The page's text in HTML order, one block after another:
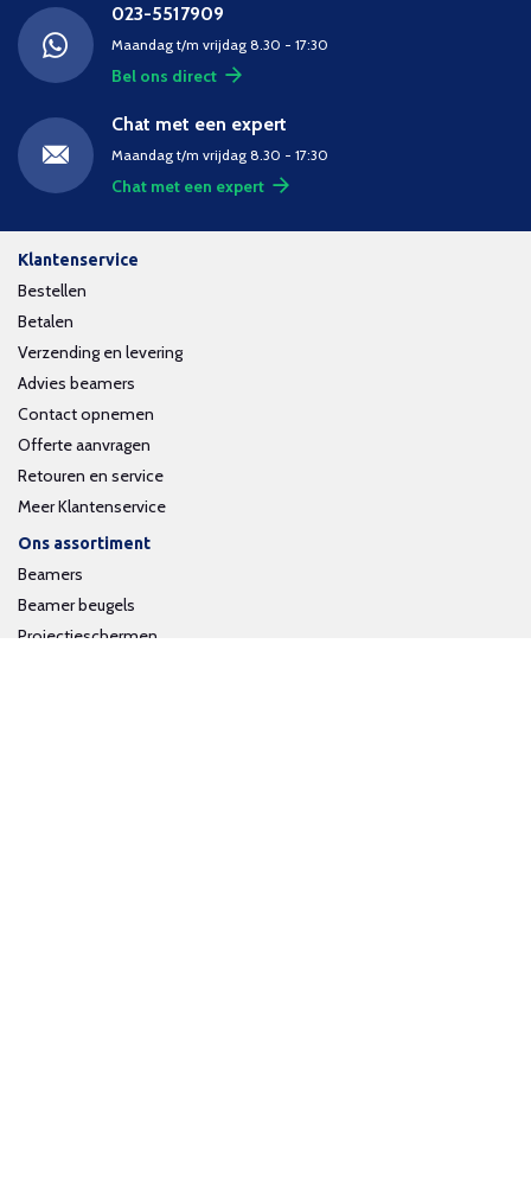
023-5517909
Maandag t/m vrijdag 8.30 - 17:30
Bel ons direct
Chat met een expert
Maandag t/m vrijdag 8.30 - 17:30
Chat met een expert
Klantenservice
Bestellen
Betalen
Verzending en levering
Advies beamers
Contact opnemen
Offerte aanvragen
Retouren en service
Meer Klantenservice
Ons assortiment
Beamers
Beamer beugels
Projectieschermen